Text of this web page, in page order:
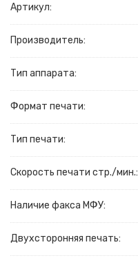
Артикул:
Производитель:
Тип аппарата:
Формат печати:
Тип печати:
Скорость печати стр./мин.:
Наличие факса МФУ:
Двухсторонняя печать: